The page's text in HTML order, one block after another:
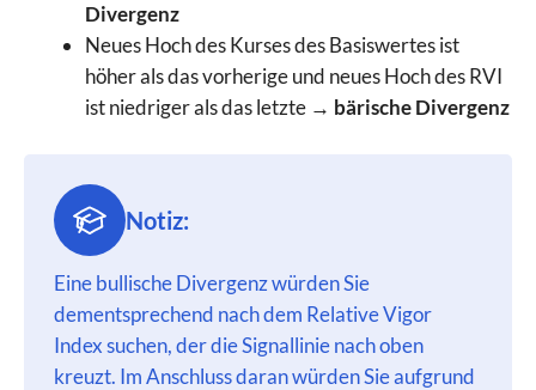
Divergenz
Neues Hoch des Kurses des Basiswertes ist
höher als das vorherige und neues Hoch des RVI
ist niedriger als das letzte → bärische Divergenz
Notiz:
Eine bullische Divergenz würden Sie
dementsprechend nach dem Relative Vigor
Index suchen, der die Signallinie nach oben
kreuzt. Im Anschluss daran würden Sie aufgrund